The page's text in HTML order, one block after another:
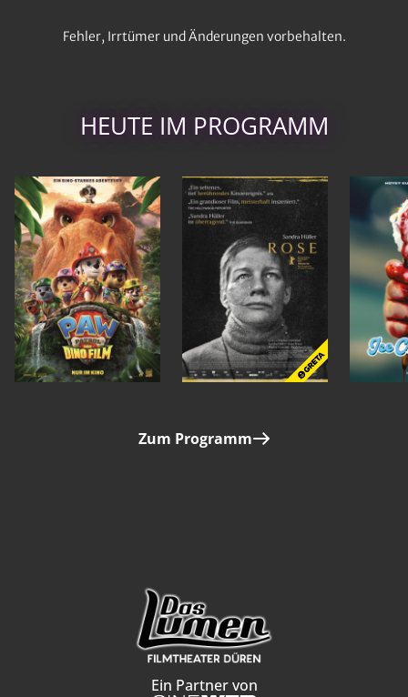
Fehler, Irrtümer und Änderungen vorbehalten.
HEUTE IM PROGRAMM
Zum Programm
Ein Partner von